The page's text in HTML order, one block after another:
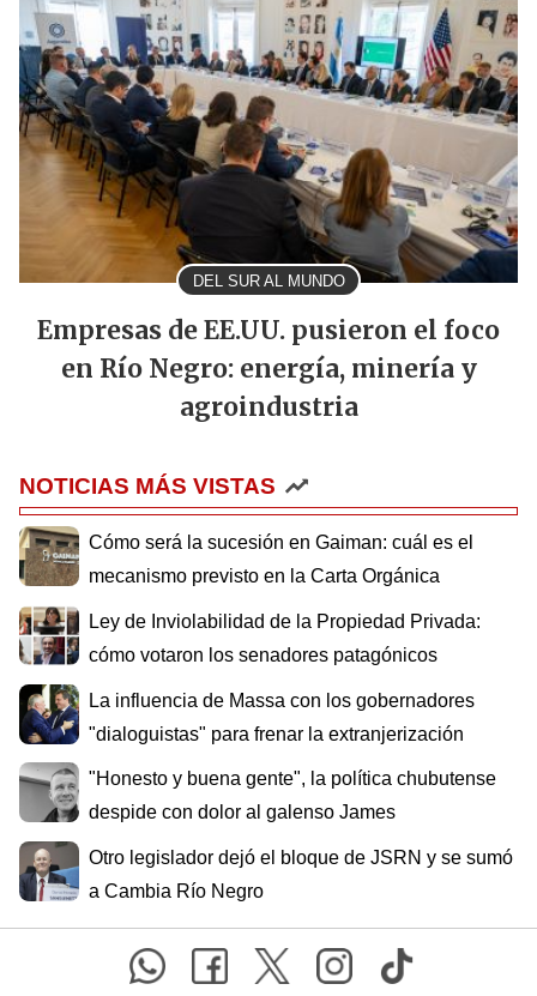
DEL SUR AL MUNDO
Empresas de EE.UU. pusieron el foco
en Río Negro: energía, minería y
agroindustria
NOTICIAS MÁS VISTAS
Cómo será la sucesión en Gaiman: cuál es el
mecanismo previsto en la Carta Orgánica
Ley de Inviolabilidad de la Propiedad Privada:
cómo votaron los senadores patagónicos
La influencia de Massa con los gobernadores
"dialoguistas" para frenar la extranjerización
"Honesto y buena gente", la política chubutense
despide con dolor al galenso James
Otro legislador dejó el bloque de JSRN y se sumó
a Cambia Río Negro